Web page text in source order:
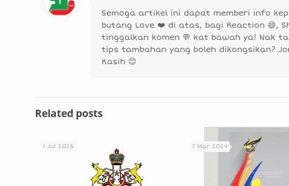
Semoga artikel ini dapat memberi info
butang Love ❤️ di atas, bagi Reaction 😄,
tinggalkan komen 💬 kat bawah ya! Nak
tips tambahan yang boleh dikongsikan?
Kasih 😊
Related posts
1 Jul 2025 7 Mar 2024